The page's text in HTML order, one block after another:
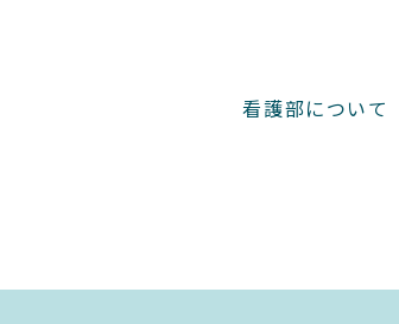
看護部について